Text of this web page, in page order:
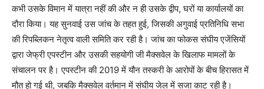
कभी उसके विमान में यात्रा नहीं की और न ही उसके द्वीप, घरों या कार्यालयों का
दौरा किया। यह सुनवाई उस जांच के तहत हुई, जिसकी अगुवाई प्रतिनिधि सभा
की रिपब्लिकन नेतृत्व वाली समिति कर रही है। जांच का फोकस संघीय एजेंसियों
द्वारा जेफ्री एपस्टीन और उसकी सहयोगी जी मैक्सवेल के खिलाफ मामलों के
संचालन पर है। एपस्टीन की 2019 में यौन तस्करी के आरोपों के बीच हिरासत में
मौत हो गई थी, जबकि मैक्सवेल वर्तमान में संघीय जेल में सजा काट रही है।